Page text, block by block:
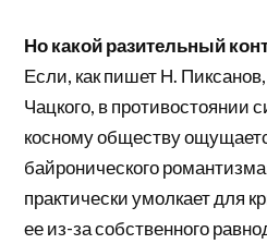
Но какой разительный
Если, как пишет Н. Пиксанов,
Чацкого, в противостоянии
косному обществу
байронического
практически умолкает для
ее из-за собственного